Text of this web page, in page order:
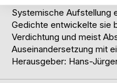
Systemische Aufstellung
Gedichte entwickelte sie
Verdichtung und meist
Auseinandersetzung mit
Herausgeber: Hans-